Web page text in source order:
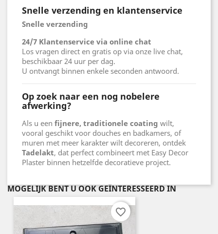
Snelle verzending en klantenservice
Snelle verzending
24/7 Klantenservice via online chat
Los vragen direct en gratis op via onze live chat,
beschikbaar 24 uur per dag.
U ontvangt binnen enkele seconden antwoord.
Op zoek naar een nog nobelere
afwerking?
Als u een fijnere, traditionele coating wilt,
vooral geschikt voor douches en badkamers, of
muren met meer karakter wilt decoreren, ontdek
Tadelakt, dat perfect combineert met Easy Decor
Plaster binnen hetzelfde decoratieve project.
MOGELIJK BENT U OOK GEÏNTERESSEERD IN
favorite_border